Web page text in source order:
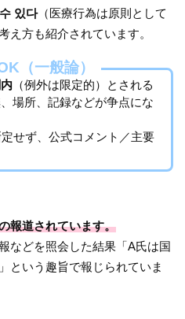
있다（医療行為は原則として
え方も紹介されています。
（一般論）
（例外は限定的）とされる
場所、記録などが争点にな
せず、公式コメント／主要
報道されています。
などを照会した結果「A氏は国
という趣旨で報じられていま